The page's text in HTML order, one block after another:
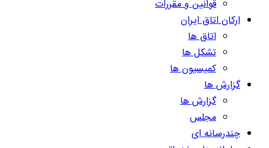
قوانین و مقررات
ارکان اتاق ایران
اتاق ها
تشکل ها
کمیسیون ها
گزارش ها
گزارش ها
مجلس
چندرسانه ای